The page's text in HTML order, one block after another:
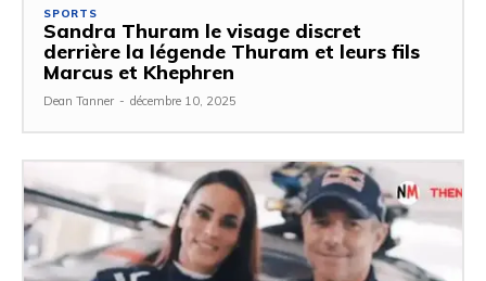
SPORTS
Sandra Thuram le visage discret
derrière la légende Thuram et leurs fils
Marcus et Khephren
Dean Tanner - décembre 10, 2025